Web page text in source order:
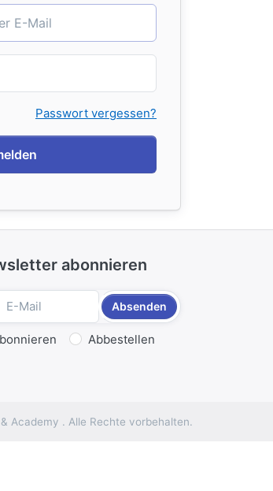
Passwort vergessen?
abonnieren
Absenden
Abbestellen
Academy . Alle Rechte vorbehalten.